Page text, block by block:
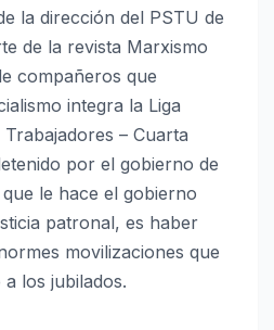
la dirección del PSTU de
de la revista Marxismo
compañeros que
integra la Liga
– Cuarta
por el gobierno de
le hace el gobierno
patronal, es haber
movilizaciones que
los jubilados.